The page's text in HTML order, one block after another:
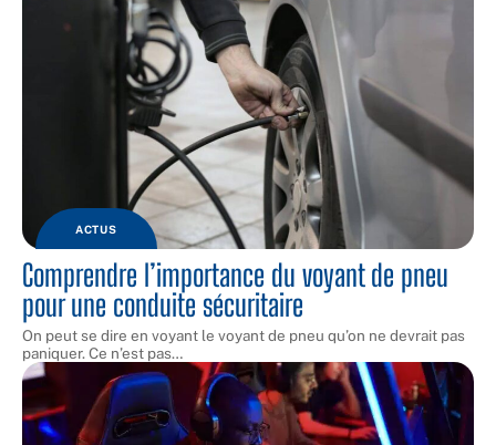
ACTUS
Comprendre l’importance du voyant de pneu
pour une conduite sécuritaire
On peut se dire en voyant le voyant de pneu qu’on ne devrait pas
paniquer. Ce n’est pas…